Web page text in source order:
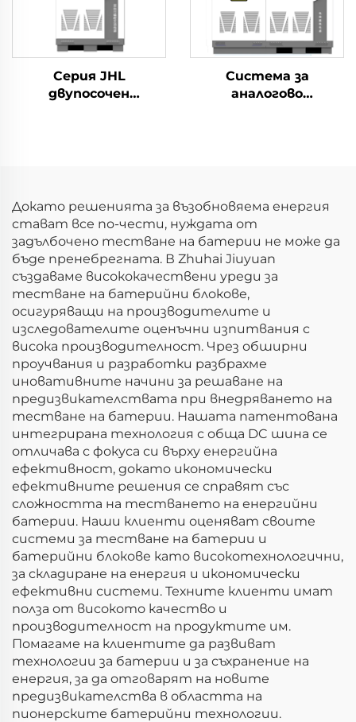
Серия JHL
двупосочен
Система за
аналогово
Докато решенията за възобновяема енергия
стават все по-чести, нуждата от
задълбочено тестване на батерии не може да
бъде пренебрегната. В Zhuhai Jiuyuan
създаваме висококачествени уреди за
тестване на батерийни блокове,
осигуряващи на производителите и
изследователите оценъчни изпитвания с
висока производителност. Чрез обширни
проучвания и разработки разбрахме
иновативните начини за решаване на
предизвикателствата при внедряването на
тестване на батерии. Нашата патентована
интегрирана технология с обща DC шина се
отличава с фокуса си върху енергийна
ефективност, докато икономически
ефективните решения се справят със
сложността на тестването на енергийни
батерии. Наши клиенти оценяват своите
системи за тестване на батерии и
батерийни блокове като високотехнологични,
за складиране на енергия и икономически
ефективни системи. Техните клиенти имат
полза от високото качество и
производителност на продуктите им.
Помагаме на клиентите да развиват
технологии за батерии и за съхранение на
енергия, за да отговарят на новите
предизвикателства в областта на
пионерските батерийни технологии.